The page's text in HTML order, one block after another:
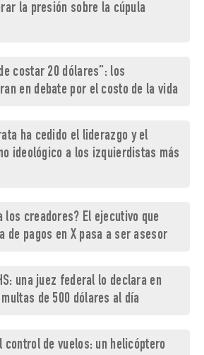
la presión sobre la cúpula
costar 20 dólares”: los
en debate por el costo de la vida
ha cedido el liderazgo y el
ideológico a los izquierdistas más
los creadores? El ejecutivo que
de pagos en X pasa a ser asesor
una juez federal lo declara en
de 500 dólares al día
control de vuelos: un helicóptero